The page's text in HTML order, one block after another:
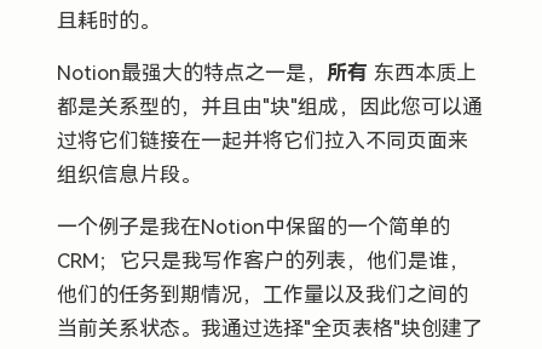
且耗时的。
Notion最强大的特点之一是， 所有 东西本质上
都是关系型的，并且由"块"组成，因此您可以通
过将它们链接在一起并将它们拉入不同页面来
组织信息片段。
一个例子是我在Notion中保留的一个简单的
CRM；它只是我写作客户的列表，他们是谁，
他们的任务到期情况，工作量以及我们之间的
当前关系状态。我通过选择"全页表格"块创建了